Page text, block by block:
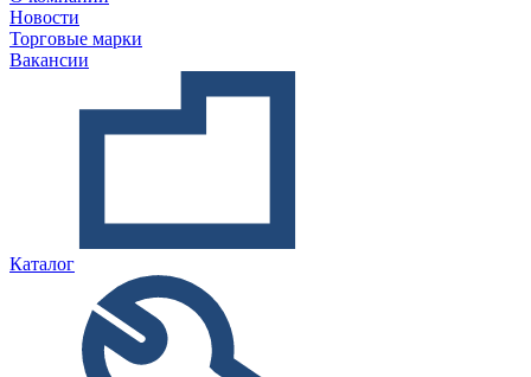
Новости
Торговые марки
Вакансии
Каталог